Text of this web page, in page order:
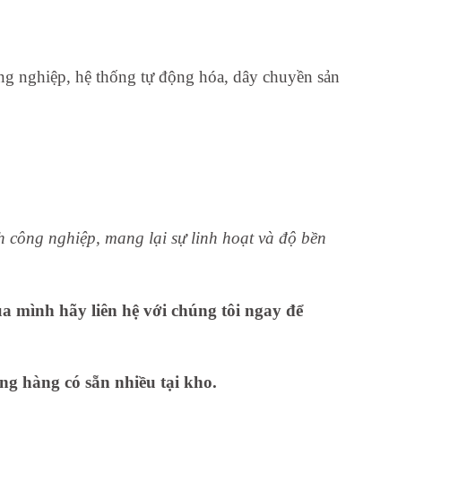
nghiệp, hệ thống tự động hóa, dây chuyền sản
nghiệp, mang lại sự linh hoạt và độ bền
mình hãy liên hệ với chúng tôi ngay để
hàng có sẵn nhiều tại kho.